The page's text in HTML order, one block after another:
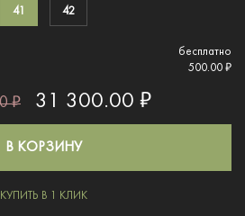
41 42
бесплатно
500.00 ₽
₽ 31 300.00 ₽
В КОРЗИНУ
КУПИТЬ В 1 КЛИК